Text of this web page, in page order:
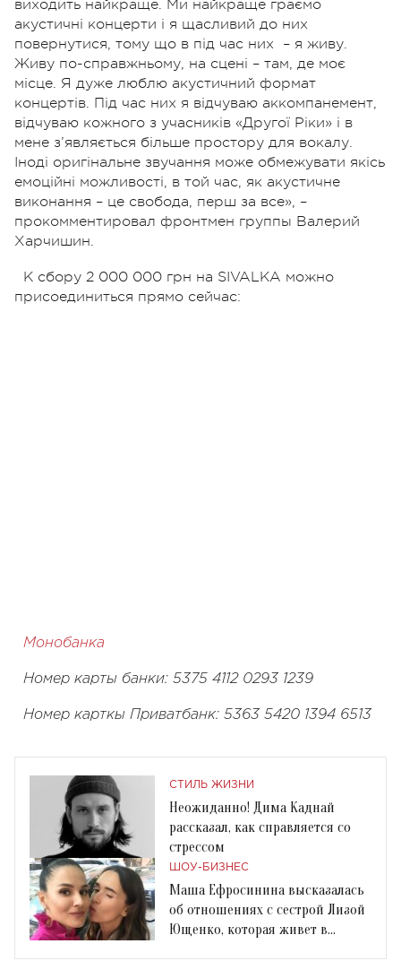
виходить найкраще. Ми найкраще граємо
акустичні концерти і я щасливий до них
повернутися, тому що в під час них
– я живу.
Живу по-справжньому, на сцені – там, де моє
місце. Я дуже люблю акустичний формат
концертів. Під час них я відчуваю аккомпанемент,
відчуваю кожного з учасників «Другої Ріки» і в
мене з’являється більше простору для вокалу.
Іноді оригінальне звучання може обмежувати якісь
емоційні можливості, в той час, як акустичне
виконання – це свобода, перш за все», –
прокомментировал фронтмен группы Валерий
Харчишин.
К сбору 2 000 000 грн на SIVALKA можно
присоединиться прямо сейчас:
Монобанка
Номер карты банки: 5375 4112 0293 1239
Номер карткы Приватбанк: 5363 5420 1394 6513
СТИЛЬ ЖИЗНИ
Неожиданно! Дима Каднай
рассказал, как справляется со
стрессом
ШОУ-БИЗНЕС
Маша Ефросинина высказалась
об отношениях с сестрой Лизой
Ющенко, которая живет в